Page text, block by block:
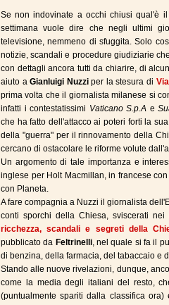
Se non indovinate a occhi chiusi qual'è
settimana vuole dire che negli ultimi
televisione, nemmeno di sfuggita. Solo
notizie, scandali e procedure giudiziarie
con dettagli ancora tutti da chiarire, di
aiuto aGianluigi Nuzziper la stesura di
prima volta che il giornalista milanese si
infatti i contestatissimi Vaticano S.p.A e
che ha fatto dell'attacco ai poteri forti la
della "guerra" per il rinnovamento della
cercano di ostacolare le riforme volute
Un argomento di tale importanza e
inglese per Holt Macmillan, in francese
con Planeta.
A fare compagnia a Nuzzi il giornalista
conti sporchi della Chiesa, sviscerati
ricchezza, scandali e segreti della
pubblicato da Feltrinelli, nel quale si fa il
di benzina, della farmacia, del tabaccaio e
Stando alle nuove rivelazioni, dunque,
come la media degli italiani del resto,
(puntualmente spariti dalla classifica